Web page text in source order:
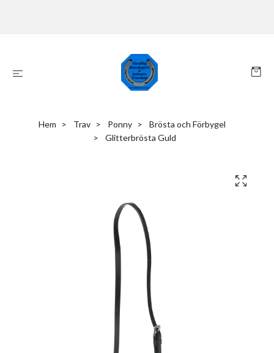
Hem Trav Ponny
Brösta och Förbygel
Glitterbrösta Guld